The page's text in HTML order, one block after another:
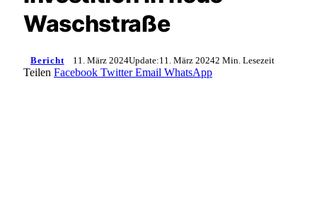
Waschstraße
Bericht 11. März 2024Update:11. März 20242 Min. Lesezeit
Teilen Facebook Twitter Email WhatsApp